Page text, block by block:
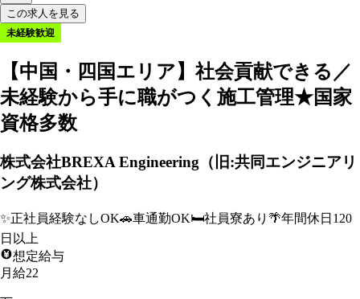
この求人を見る
未経験歓迎
【中国・四国エリア】社会貢献できる／
未経験から手に職がつく施工管理★国家
資格多数
株式会社BREXA Engineering（旧:共同エンジニアリ
ング株式会社）
✨正社員経験なしOK🚗車通勤OK🛏️社員寮あり 🌴年間休日120
日以上
想定給与
月給22